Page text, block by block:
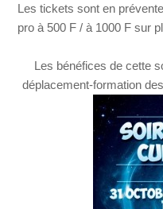
Les tickets sont en
pro à 500 F / à 1000 F sur
Les bénéfices de cette
déplacement-formation